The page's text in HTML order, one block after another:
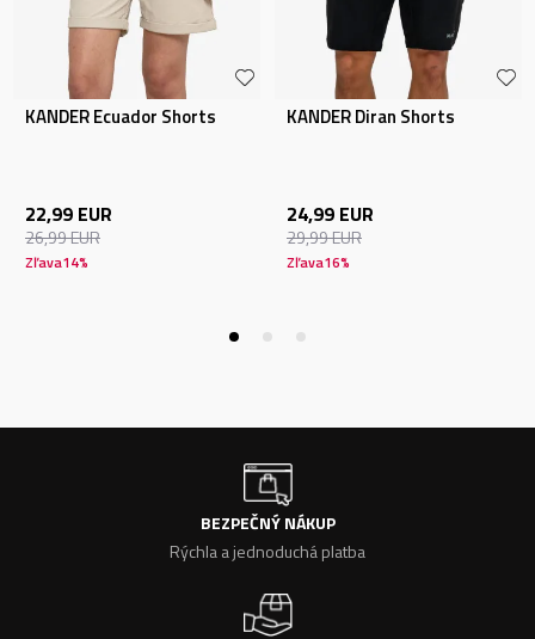
KANDER Ecuador Shorts
22,99 EUR
26,99EUR
Zľava14%
KANDER Diran Shorts
24,99 EUR
29,99EUR
Zľava16%
BEZPEČNÝ NÁKUP
Rýchla a jednoduchá platba